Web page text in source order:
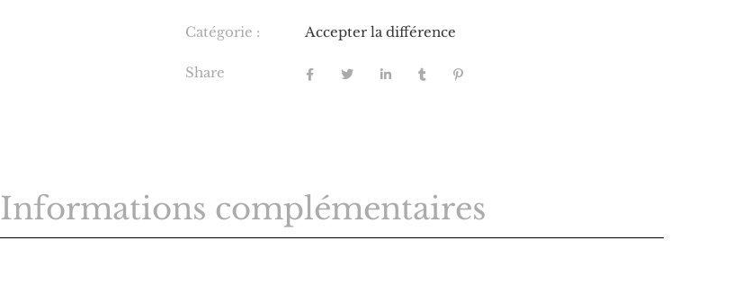
Catégorie : Accepter la différence
Share
Informations complémentaires